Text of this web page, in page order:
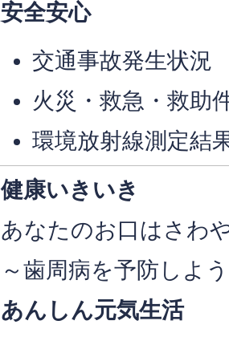
安全安心
交通事故発生状況
火災・救急・救助
環境放射線測定結
健康いきいき
あなたのお口はさわ
～歯周病を予防しよ
あんしん元気生活